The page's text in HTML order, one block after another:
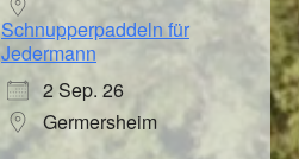
Schnupperpaddeln für
Jedermann
2 Sep. 26
Germersheim